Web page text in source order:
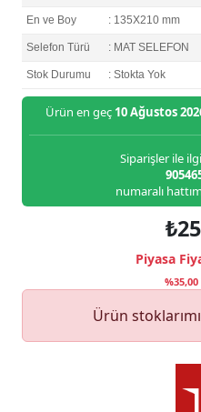
En ve Boy : 135X210 mm
Selefon Türü : MAT SELEFON
Stok Durumu : Stokta Yok
Ürün en geç 10 Ağustos
Siparişler ile
numaralı
Piyasa
Ürün